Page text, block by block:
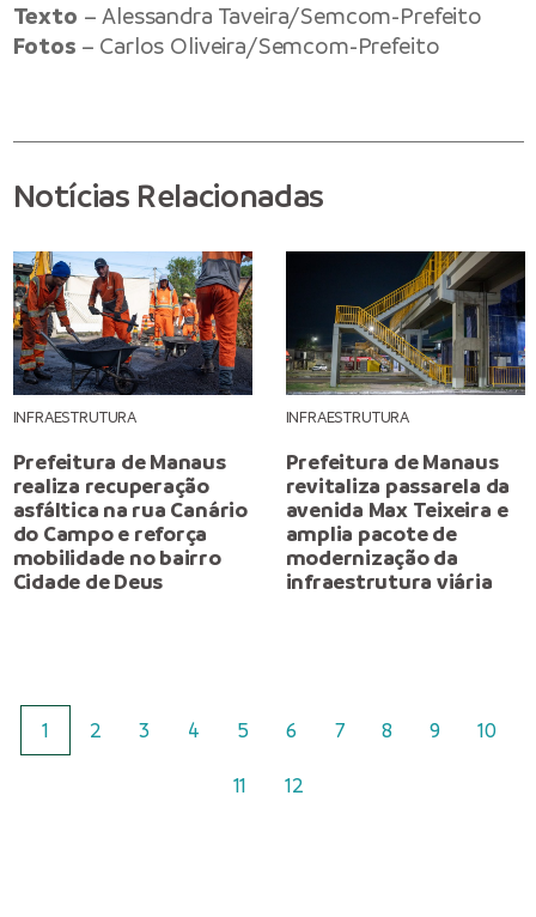
Texto – Alessandra Taveira/Semcom-Prefeito
Fotos – Carlos Oliveira/Semcom-Prefeito
Notícias Relacionadas
INFRAESTRUTURA
Prefeitura de Manaus
realiza recuperação
asfáltica na rua Canário
do Campo e reforça
mobilidade no bairro
Cidade de Deus
INFRAESTRUTURA
Prefeitura de Manaus
revitaliza passarela da
avenida Max Teixeira e
amplia pacote de
modernização da
infraestrutura viária
1 2 3 4 5 6 7 8 9 10
11 12